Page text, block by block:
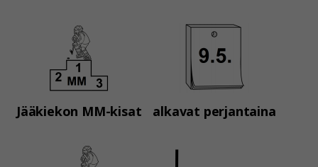
Jääkiekon MM-kisat alkavat perjantaina